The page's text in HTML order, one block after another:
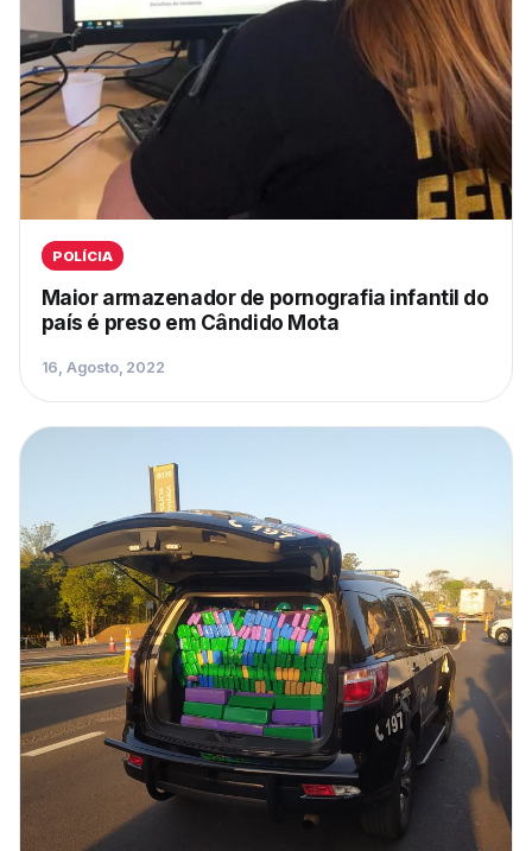
POLÍCIA
Maior armazenador de pornografia infantil do
país é preso em Cândido Mota
16, Agosto, 2022